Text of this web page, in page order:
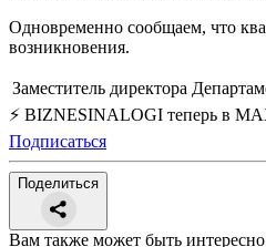
Одновременно сообщаем, что
возникновения.
Заместитель директора
⚡ BIZNESINALOGI теперь в
Подписаться
Поделиться
Вам также может быть интересно